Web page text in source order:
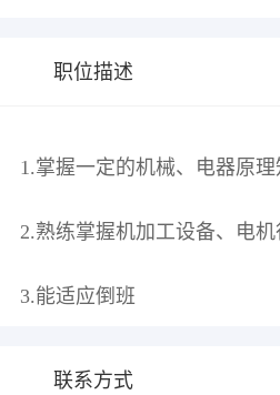
职位描述
1.掌握一定的机械、电器原理
2.熟练掌握机加工设备、电机
联系方式